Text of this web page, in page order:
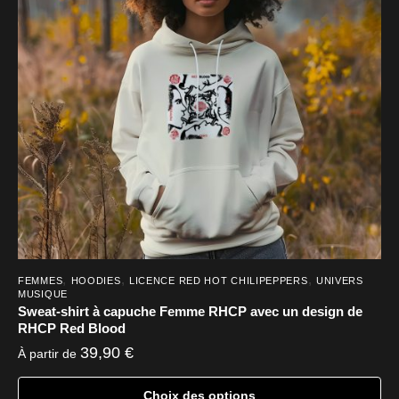
options
peuvent
être
choisies
sur
la
page
du
produit
FEMMES, HOODIES, LICENCE RED HOT CHILIPEPPERS, UNIVERS
MUSIQUE
Sweat-shirt à capuche Femme RHCP avec un design de
RHCP Red Blood
À partir de 39,90 €
Choix des options